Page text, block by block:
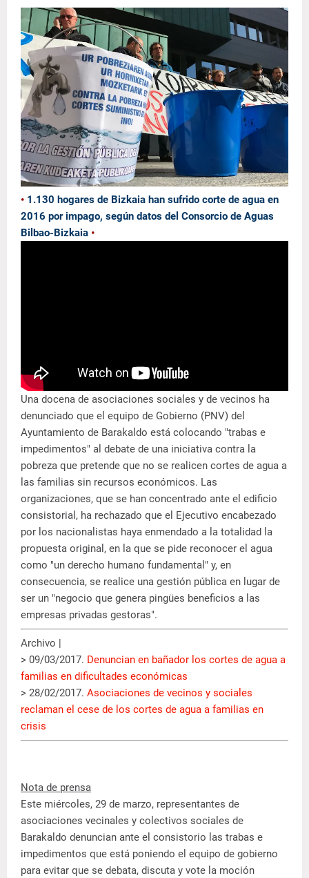
• 1.130 hogares de Bizkaia han sufrido corte de agua en
2016 por impago, según datos de l Consorcio de Aguas
Bilbao-Bizkaia •
Una docena de asociaciones sociales y de vecinos ha
denunciado que el equipo de Gobierno (PNV) del
Ayuntamiento de Barakaldo está colocando "trabas e
impedimentos" al debate de una iniciativa contra la
pobreza que pretende que no se realicen cortes de agua a
las familias sin recursos económicos. Las
organizaciones, que se han concentrado ante el edificio
consistorial, ha rechazado que el Ejecutivo encabezado
por los nacionalistas haya enmendado a la totalidad la
propuesta original, en la que se pide reconocer el agua
como "un derecho humano fundamental" y, en
consecuencia, se realice una gestión pública en lugar de
ser un "negocio que genera pingües beneficios a las
empresas privadas gestoras".
Archivo |
> 09/03/2017. Denuncian en bañador los cortes de agua a
familias en dificultades económicas
> 28/02/2017. Asociaciones de vecinos y sociales
reclaman el cese de los cortes de agua a familias en
crisis
Nota de prensa
Este miércoles, 29 de marzo, representantes de
asociaciones vecinales y colectivos sociales de
Barakaldo denuncian ante el consistorio las trabas e
impedimentos que está poniendo el equipo de gobierno
para evitar que se debata, discuta y vote la moción